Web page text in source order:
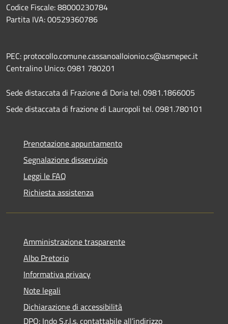
Codice Fiscale: 88000230784
Partita IVA: 00529360786
PEC: protocollo.comune.cassanoalloionio.cs@asmepec.it
Centralino Unico: 0981 780201
Sede distaccata di Frazione di Doria tel. 0981.1866005
Sede distaccata di frazione di Lauropoli tel. 0981.780101
Prenotazione appuntamento
Segnalazione disservizio
Leggi le FAQ
Richiesta assistenza
Amministrazione trasparente
Albo Pretorio
Informativa privacy
Note legali
Dichiarazione di accessibilità
DPO: Indo S.r.l.s. contattabile all’indirizzo